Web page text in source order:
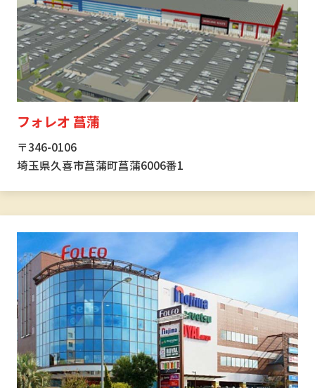
フォレオ 菖蒲
〒346-0106
埼玉県久喜市菖蒲町菖蒲6006番1